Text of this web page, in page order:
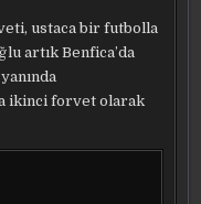
ustaca bir futbolla
artık Benfica’da
ikinci forvet olarak